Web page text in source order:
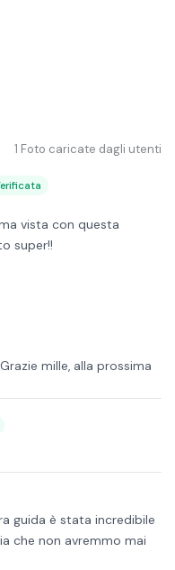
1 Foto caricate dagli utenti
vista con questa
super!!
mille, alla prossima
guida è stata incredibile
che non avremmo mai